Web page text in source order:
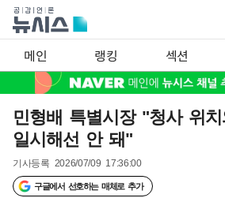
메인 랭킹 섹션
민형배 특별시장 "청사 위
일시해선 안 돼"
기사등록 2026/07/09 17:36:00
구글에서 선호하는 매체로 추가